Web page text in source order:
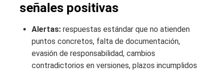
señales positivas
Alertas: respuestas estándar que no atienden
puntos concretos, falta de documentación,
evasión de responsabilidad, cambios
contradictorios en versiones, plazos incumplidos